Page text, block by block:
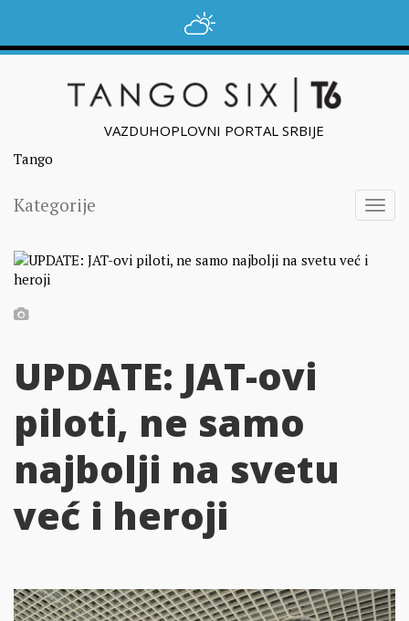
VAZDUHOPLOVNI PORTAL SRBIJE
Tango
Kategorije
UPDATE: JAT-ovi
piloti, ne samo
najbolji na svetu
već i heroji